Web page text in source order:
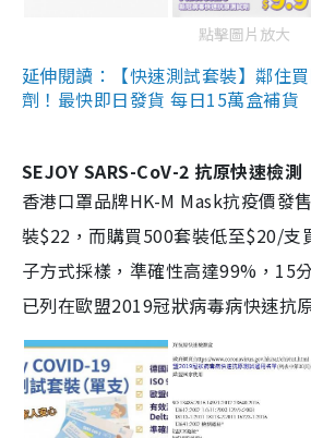
點擊圖片放大
延伸閱讀：【快速測試套裝】鄰住
劑！最快即日發貨 每日15萬盒補貨
SEJOY SARS-CoV-2 抗原快速檢測
香港口罩品牌HK-M Mask抗疫價發
裝$22，而購買500套裝低至$20/支
子方式採樣，準確性高達99%，15
已列在歐盟2019冠狀病毒病快速抗